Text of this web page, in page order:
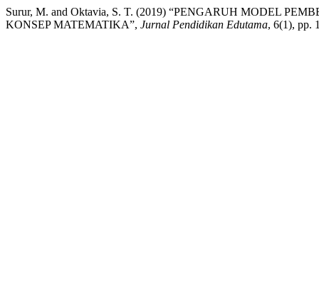
Surur, M. and Oktavia, S. T. (2019) “PENGARUH MODEL
KONSEP MATEMATIKA”, Jurnal Pendidikan Edutama, 6(1), pp.